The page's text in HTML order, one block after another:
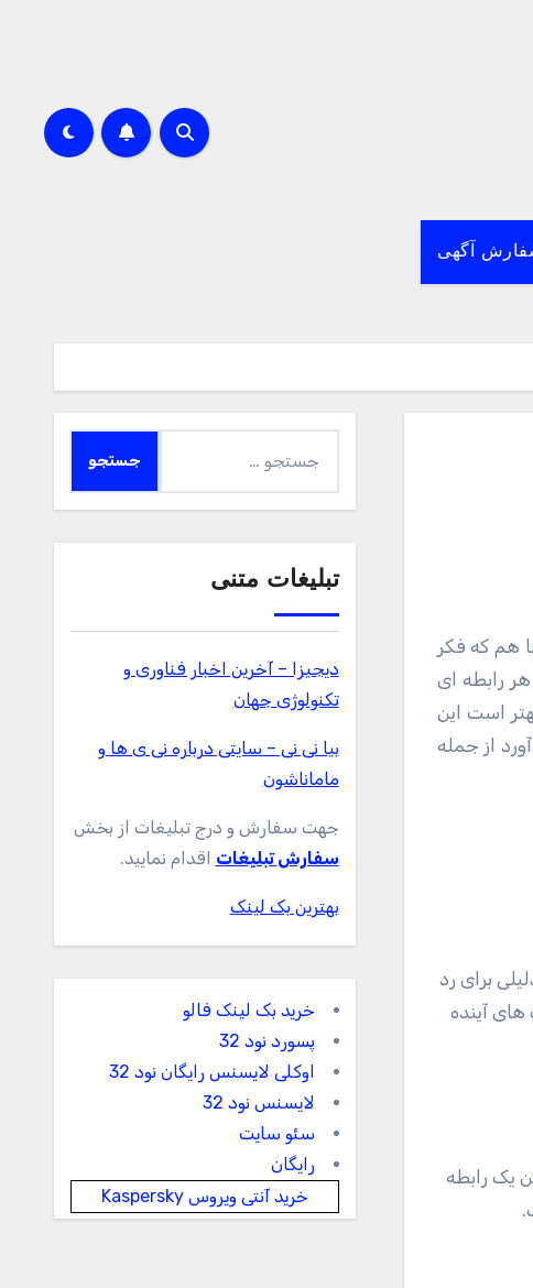
آگهی
رابطه ای
است این
از جمله
برای رد
های آینده
یک رابطه
برای:
تبلیغات متنی
دیجیزا – آخرین اخبار فناوری و
تکنولوژی جهان
بیا نی نی – سایتی درباره نی ی ها و
ماماناشون
جهت سفارش و درج تبلیغات از بخش
سفارش تبلیغات اقدام نمایید.
بهترین بک لینک
خرید بک لینک فالو
پسورد نود 32
اوکلی لایسنس رایگان نود 32
لایسنس نود 32
سئو سایت
رایگان
خرید آنتی ویروس Kaspersky